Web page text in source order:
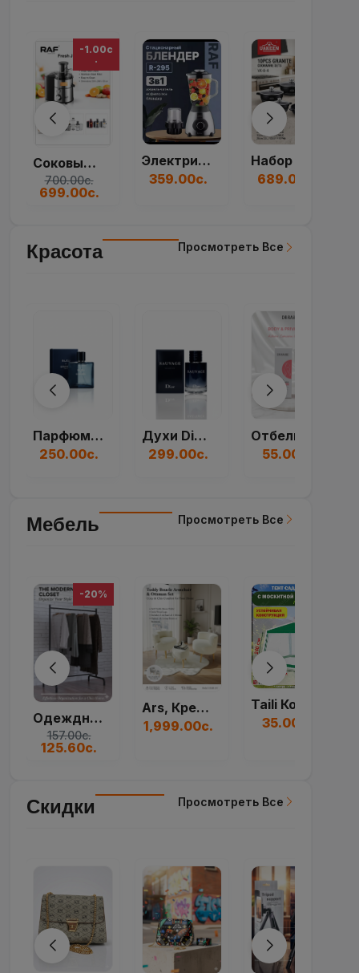
359.00с.
Набор Гранитной По...
689.00с.
377.00с.
Красота Просмотреть Все
Духи Dior Sauvage...
299.00с.
Отбеливающий Крем...
55.00с.
250.00с.
Мебель Просмотреть Все
Ars, Кресло, Набор...
1,999.00с.
Taili Коробка Для...
35.00с.
230.00с.
Скидки Просмотреть Все